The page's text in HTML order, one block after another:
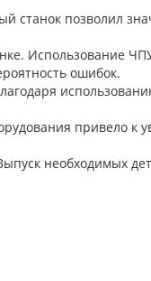
станок позволил
Использование
ошибок.
привело
необходимых